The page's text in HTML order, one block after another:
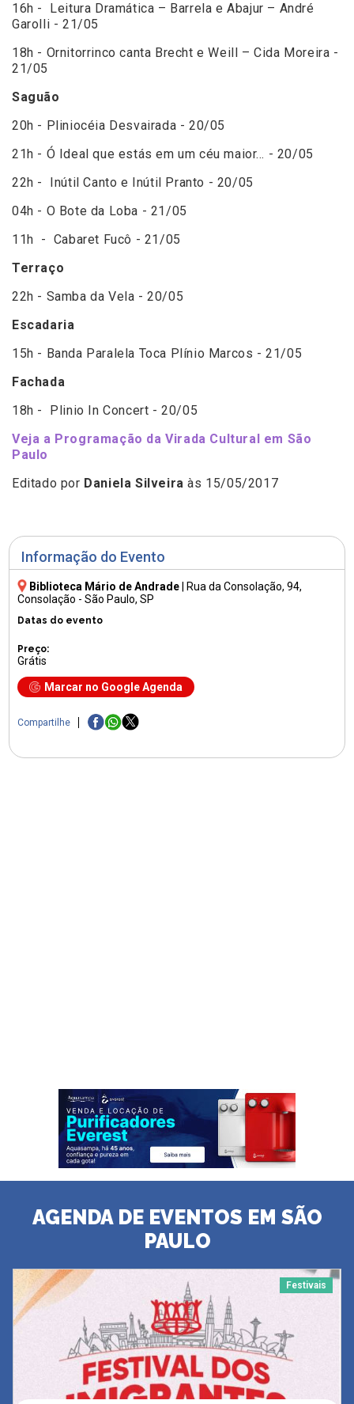
Informação do Evento
Biblioteca Mário de Andrade Rua da Consolação, 94,
Consolação - São Paulo, SP
Datas do evento
Preço:
Grátis
Marcar no Google Agenda
Compartilhe
16h - Leitura Dramática – Barrela e Abajur – André
Garolli - 21/05
18h - Ornitorrinco canta Brecht e Weill – Cida Moreira -
21/05
Saguão
20h - Pliniocéia Desvairada - 20/05
21h - Ó Ideal que estás em um céu maior… - 20/05
22h - Inútil Canto e Inútil Pranto - 20/05
04h - O Bote da Loba - 21/05
11h - Cabaret Fucô - 21/05
Terraço
22h - Samba da Vela - 20/05
Escadaria
15h - Banda Paralela Toca Plínio Marcos - 21/05
Fachada
18h - Plinio In Concert - 20/05
Veja a Programação da Virada Cultural em São
Paulo
Editado por Daniela Silveira às 15/05/2017
AGENDA DE EVENTOS EM SÃO
PAULO
Festivais